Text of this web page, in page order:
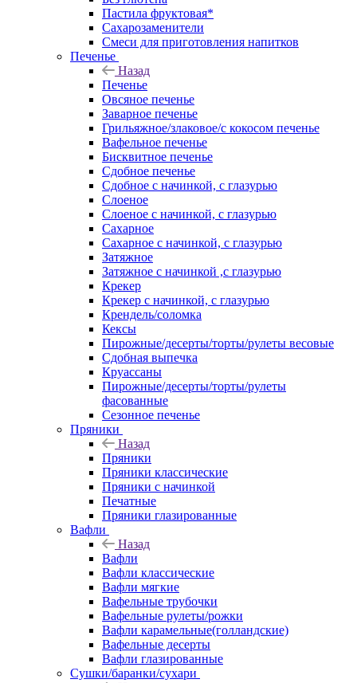
Пастила фруктовая*
Сахарозаменители
Смеси для приготовления напитков
Печенье
Назад
Печенье
Овсяное печенье
Заварное печенье
Грильяжное/злаковое/с кокосом печенье
Вафельное печенье
Бисквитное печенье
Сдобное печенье
Сдобное с начинкой, с глазурью
Слоеное
Слоеное с начинкой, с глазурью
Сахарное
Сахарное с начинкой, с глазурью
Затяжное
Затяжное с начинкой ,с глазурью
Крекер
Крекер с начинкой, с глазурью
Крендель/соломка
Кексы
Пирожные/десерты/торты/рулеты весовые
Сдобная выпечка
Круассаны
Пирожные/десерты/торты/рулеты
фасованные
Сезонное печенье
Пряники
Назад
Пряники
Пряники классические
Пряники с начинкой
Печатные
Пряники глазированные
Вафли
Назад
Вафли
Вафли классические
Вафли мягкие
Вафельные трубочки
Вафельные рулеты/рожки
Вафли карамельные(голландские)
Вафельные десерты
Вафли глазированные
Сушки/баранки/сухари